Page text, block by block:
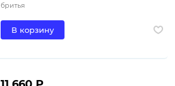
бритья
В корзину